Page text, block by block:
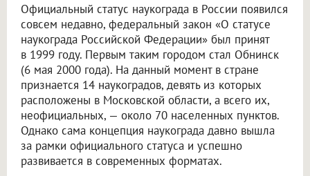
Официальный статус наукограда в России появился
совсем недавно, федеральный закон «О статусе
наукограда Российской Федерации» был принят
в 1999 году. Первым таким городом стал Обнинск
(6 мая 2000 года). На данный момент в стране
признается 14 наукоградов, девять из которых
расположены в Московской области, а всего их,
неофициальных, — около 70 населенных пунктов.
Однако сама концепция наукограда давно вышла
за рамки официального статуса и успешно
развивается в современных форматах.